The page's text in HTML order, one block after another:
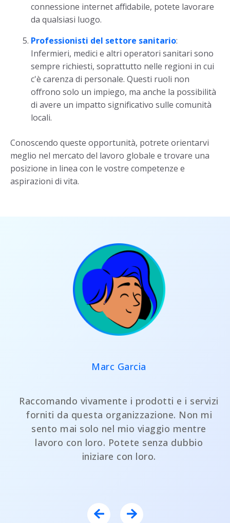
connessione internet affidabile, potete lavorare
da qualsiasi luogo.
Professionisti del settore sanitario:
Infermieri, medici e altri operatori sanitari sono
sempre richiesti, soprattutto nelle regioni in cui
c'è carenza di personale. Questi ruoli non
offrono solo un impiego, ma anche la possibilità
di avere un impatto significativo sulle comunità
locali.
Conoscendo queste opportunità, potrete orientarvi
meglio nel mercato del lavoro globale e trovare una
posizione in linea con le vostre competenze e
aspirazioni di vita.
Marc Garcia
Raccomando vivamente i prodotti e i servizi
forniti da questa organizzazione. Non mi
sento mai solo nel mio viaggio mentre
lavoro con loro. Potete senza dubbio
iniziare con loro.